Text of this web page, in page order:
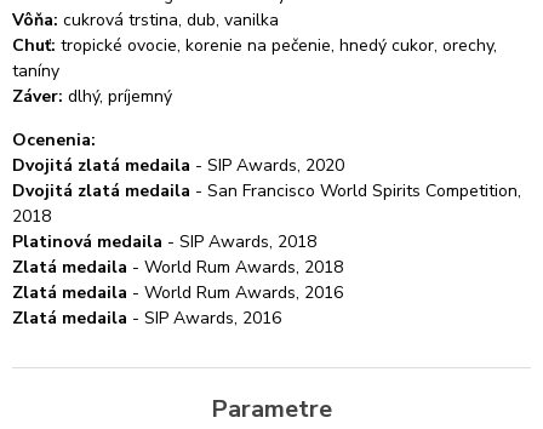
Vôňa: cukrová trstina, dub, vanilka
Chuť: tropické ovocie, korenie na pečenie, hnedý cukor, orechy,
taníny
Záver: dlhý, príjemný
Ocenenia:
Dvojitá zlatá medaila - SIP Awards, 2020
Dvojitá zlatá medaila - San Francisco World Spirits Competition,
2018
Platinová medaila - SIP Awards, 2018
Zlatá medaila - World Rum Awards, 2018
Zlatá medaila - World Rum Awards, 2016
Zlatá medaila - SIP Awards, 2016
Parametre